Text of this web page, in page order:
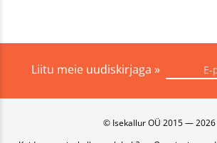
Liitu meie uudiskirjaga »
© Isekallur OÜ 2015 — 2026